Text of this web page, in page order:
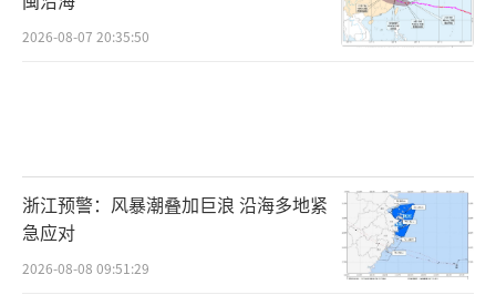
2026-08-07 20:35:50
浙江预警：风暴潮叠加巨浪 沿海多地紧
急应对
2026-08-08 09:51:29